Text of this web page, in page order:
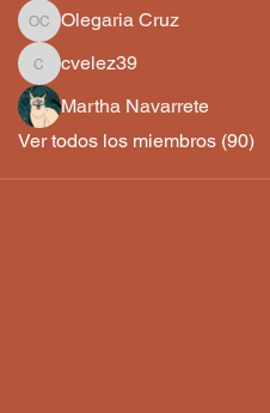
Olegaria Cruz
Olegaria Cruz
cvelez39
cvelez39
Martha Navarrete
Ver todos los miembros (90)